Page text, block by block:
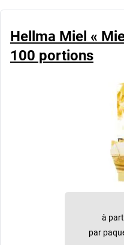
Hellma Miel «
100 portions
à
par